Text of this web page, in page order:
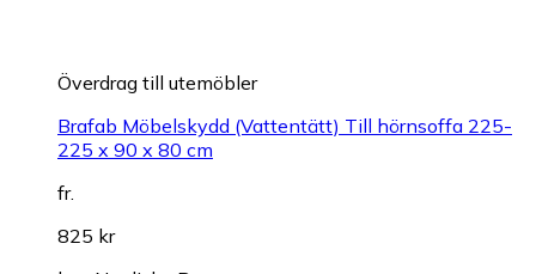
Överdrag till utemöbler
Brafab Möbelskydd (Vattentätt) Till hörnsoffa 225-
225 x 90 x 80 cm
fr.
825 kr